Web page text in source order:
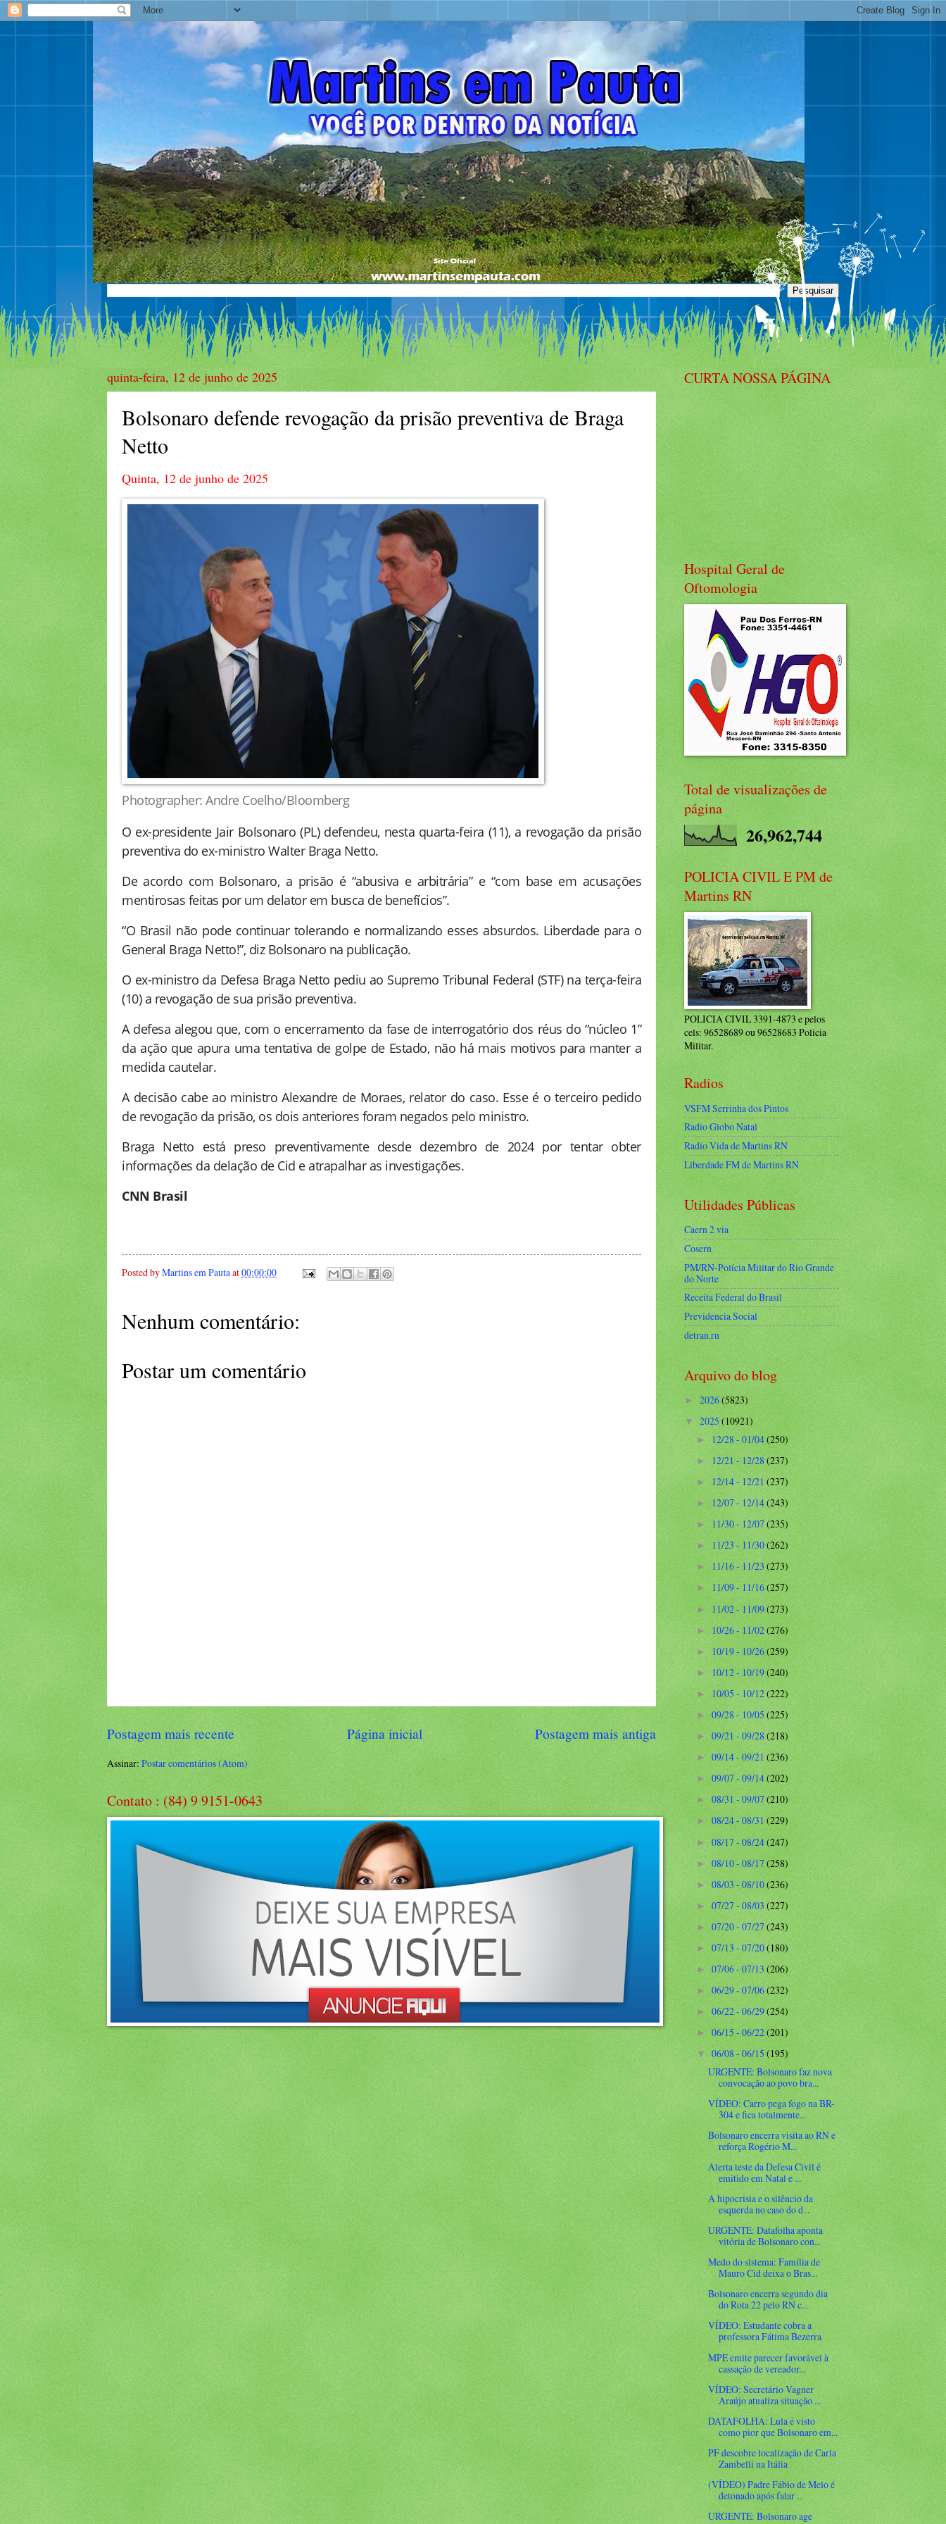
quinta-feira, 12 de junho de 2025
Bolsonaro defende revogação da prisão preventiva de Braga
Netto
Quinta, 12 de junho de 2025
Photographer: Andre Coelho/Bloomberg
O ex-presidente Jair Bolsonaro (PL) defendeu, nesta quarta-feira (11), a revogação da prisão
preventiva do ex-ministro Walter Braga Netto.
De acordo com Bolsonaro, a prisão é “abusiva e arbitrária” e “com base em acusações
mentirosas feitas por um delator em busca de benefícios”.
“O Brasil não pode continuar tolerando e normalizando esses absurdos. Liberdade para o
General Braga Netto!”, diz Bolsonaro na publicação.
O ex-ministro da Defesa Braga Netto pediu ao Supremo Tribunal Federal (STF) na terça-feira
(10) a revogação de sua prisão preventiva.
A defesa alegou que, com o encerramento da fase de interrogatório dos réus do “núcleo 1”
da ação que apura uma tentativa de golpe de Estado, não há mais motivos para manter a
medida cautelar.
A decisão cabe ao ministro Alexandre de Moraes, relator do caso. Esse é o terceiro pedido
de revogação da prisão, os dois anteriores foram negados pelo ministro.
Braga Netto está preso preventivamente desde dezembro de 2024 por tentar obter
informações da delação de Cid e atrapalhar as investigações.
CNN Brasil
Posted byMartins em Pautaat00:00:00
Nenhum comentário:
Postar um comentário
Postagem mais recente Postagem mais antiga
Página inicial
Assinar:Postar comentários (Atom)
Contato : (84) 9 9151-0643
CURTA NOSSA PÁGINA
Hospital Geral de
Oftomologia
Total de visualizações de
página
26,962,744
POLICIA CIVIL E PM de
Martins RN
POLICIA CIVIL 3391-4873 e pelos
cels: 96528689 ou 96528683 Policia
Militar.
Radios
VSFM Serrinha dos Pintos
Radio Globo Natal
Radio Vida de Martins RN
Liberdade FM de Martins RN
Utilidades Públicas
Caern 2 via
Cosern
PM/RN-Polícia Militar do Rio Grande
do Norte
Receita Federal do Brasíl
Previdencia Social
detran.rn
Arquivo do blog
►2026(5823)
▼2025(10921)
►12/28 - 01/04(250)
►12/21 - 12/28(237)
►12/14 - 12/21(237)
►12/07 - 12/14(243)
►11/30 - 12/07(235)
►11/23 - 11/30(262)
►11/16 - 11/23(273)
►11/09 - 11/16(257)
►11/02 - 11/09(273)
►10/26 - 11/02(276)
►10/19 - 10/26(259)
►10/12 - 10/19(240)
►10/05 - 10/12(222)
►09/28 - 10/05(225)
►09/21 - 09/28(218)
►09/14 - 09/21(236)
►09/07 - 09/14(202)
►08/31 - 09/07(210)
►08/24 - 08/31(229)
►08/17 - 08/24(247)
►08/10 - 08/17(258)
►08/03 - 08/10(236)
►07/27 - 08/03(227)
►07/20 - 07/27(243)
►07/13 - 07/20(180)
►07/06 - 07/13(206)
►06/29 - 07/06(232)
►06/22 - 06/29(254)
►06/15 - 06/22(201)
▼06/08 - 06/15(195)
URGENTE: Bolsonaro faz nova
convocação ao povo bra...
VÍDEO: Carro pega fogo na BR-
304 e fica totalmente...
Bolsonaro encerra visita ao RN e
reforça Rogério M...
Alerta teste da Defesa Civil é
emitido em Natal e ...
A hipocrisia e o silêncio da
esquerda no caso do d...
URGENTE: Datafolha aponta
vitória de Bolsonaro con...
Medo do sistema: Família de
Mauro Cid deixa o Bras...
Bolsonaro encerra segundo dia
do Rota 22 pelo RN c...
VÍDEO: Estudante cobra a
professora Fátima Bezerra
MPE emite parecer favorável à
cassação de vereador...
VÍDEO: Secretário Vagner
Araújo atualiza situação ...
DATAFOLHA: Lula é visto
como pior que Bolsonaro em...
PF descobre localização de Carla
Zambelli na Itália
(VÍDEO) Padre Fábio de Melo é
detonado após falar ...
URGENTE: Bolsonaro age